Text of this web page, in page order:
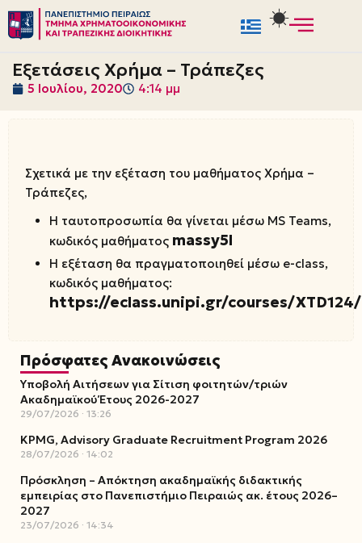
Μεταπηδήστε
στο
περιεχόμενο
Εξετάσεις Χρήμα – Τράπεζες
5 Ιουλίου, 2020 4:14 μμ
Σχετικά με την εξέταση του μαθήματος Χρήμα –
Τράπεζες,
Η ταυτοπροσωπία θα γίνεται μέσω MS Teams,
κωδικός μαθήματος massy5l
Η εξέταση θα πραγματοποιηθεί μέσω e-class,
κωδικός μαθήματος:
https://eclass.unipi.gr/courses/XTD124/
Πρόσφατες Ανακοινώσεις
Υποβολή Αιτήσεων για Σίτιση φοιτητών/τριών
Ακαδημαϊκού Έτους 2026-2027
29/07/2026 13:26
KPMG, Advisory Graduate Recruitment Program 2026
28/07/2026 14:02
Πρόσκληση – Απόκτηση ακαδημαϊκής διδακτικής
εμπειρίας στο Πανεπιστήμιο Πειραιώς ακ. έτους 2026–
2027
23/07/2026 14:34